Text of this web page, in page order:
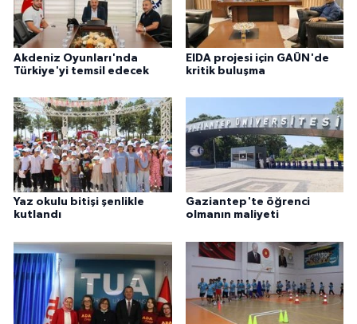
Akdeniz Oyunları'nda
Türkiye'yi temsil edecek
EIDA projesi için GAÜN'de
kritik buluşma
Yaz okulu bitişi şenlikle
kutlandı
Gaziantep'te öğrenci
olmanın maliyeti